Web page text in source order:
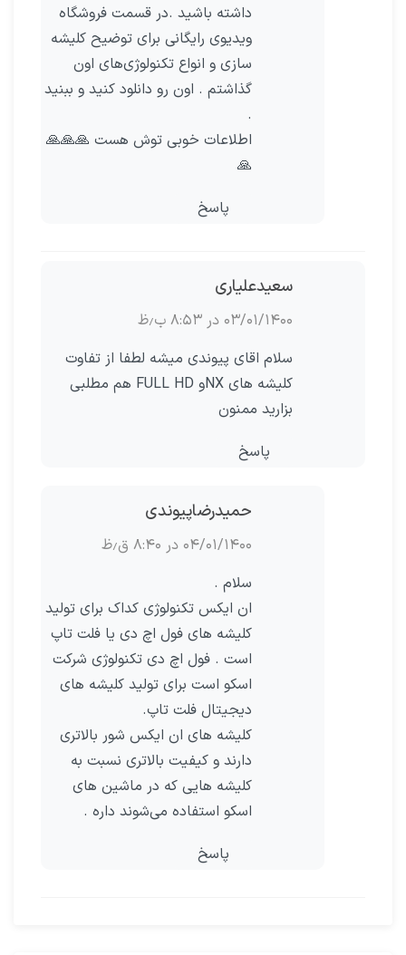
داشته باشید .در قسمت فروشگاه
ویدیوی رایگانی برای توضیح کلیشه
سازی و انواع تکنولوژی‌های اون
گذاشتم . اون رو دانلود کنید و ببنید
.
اطلاعات خوبی توش هست 🙏🙏🙏
🙏
پاسخ
سعیدعلیاری
۰۳/۰۱/۱۴۰۰ در ۸:۵۳ ب٫ظ
سلام اقای پیوندی میشه لطفا از تفاوت
کلیشه های NXو FULL HD هم مطلبی
بزارید ممنون
پاسخ
حمیدرضاپیوندی
۰۴/۰۱/۱۴۰۰ در ۸:۴۰ ق٫ظ
سلام .
ان ایکس تکنولوژی کداک برای تولید
کلیشه های فول اچ دی یا فلت تاپ
است . فول اچ دی تکنولوژی شرکت
اسکو است برای تولید کلیشه های
دیجیتال فلت تاپ.
کلیشه های ان ایکس شور بالاتری
دارند و کیفیت بالاتری نسبت به
کلیشه هایی که در ماشین های
اسکو استفاده می‌شوند داره .
پاسخ